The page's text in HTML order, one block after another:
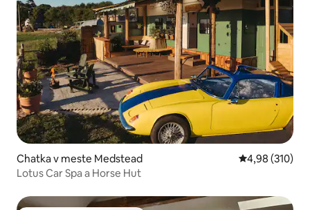
Chatka v meste Medstead Priemerné
4,98 (310)
Lotus Car Spa a Horse Hut